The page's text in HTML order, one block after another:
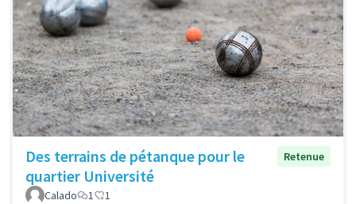
Des terrains de pétanque pour le
quartier Université
Retenue
Calado 1 1